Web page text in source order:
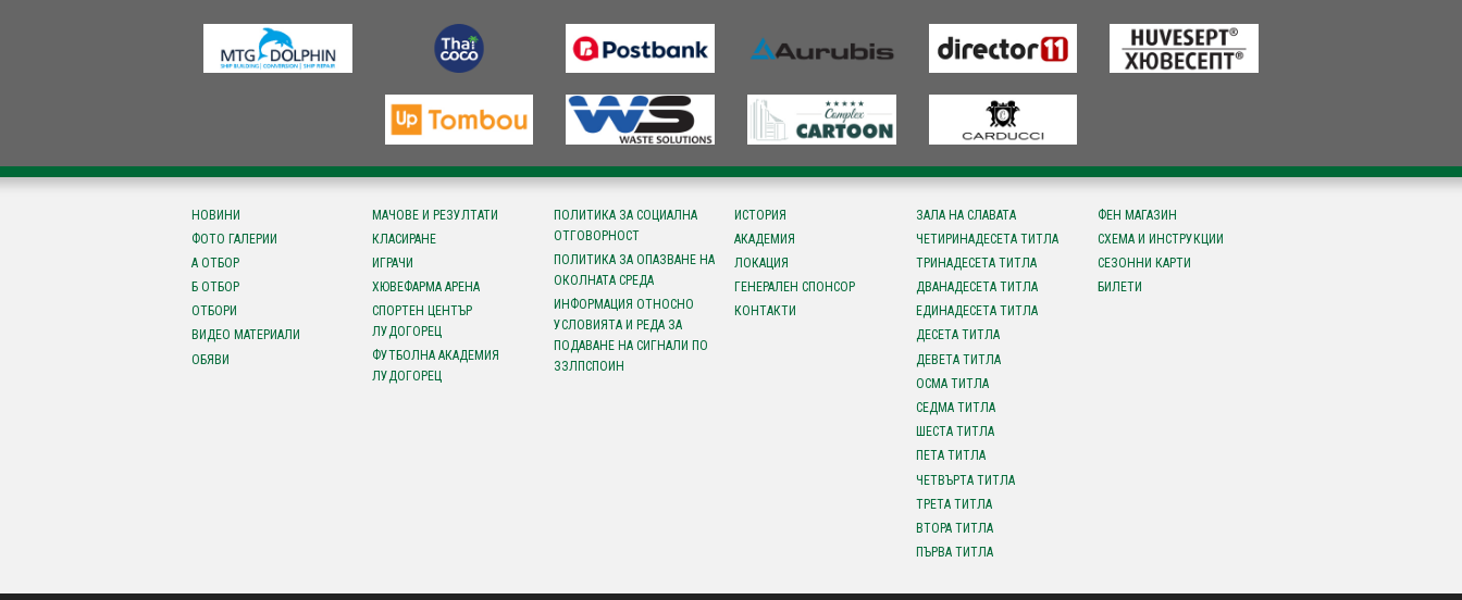
НОВИНИ
ФОТО ГАЛЕРИИ
А ОТБОР
Б ОТБОР
ОТБОРИ
ВИДЕО МАТЕРИАЛИ
ОБЯВИ
МАЧОВЕ И РЕЗУЛТАТИ
КЛАСИРАНЕ
ИГРАЧИ
ХЮВЕФАРМА АРЕНА
СПОРТЕН ЦЕНТЪР
ЛУДОГОРЕЦ
ФУТБОЛНА АКАДЕМИЯ
ЛУДОГОРЕЦ
ПОЛИТИКА ЗА СОЦИАЛНА
ОТГОВОРНОСТ
ПОЛИТИКА ЗА ОПАЗВАНЕ НА
ОКОЛНАТА СРЕДА
ИНФОРМАЦИЯ ОТНОСНО
УСЛОВИЯТА И РЕДА ЗА
ПОДАВАНЕ НА СИГНАЛИ ПО
ЗЗЛПСПОИН
ИСТОРИЯ
АКАДЕМИЯ
ЛОКАЦИЯ
ГЕНЕРАЛЕН СПОНСОР
КОНТАКТИ
ЗАЛА НА СЛАВАТА
ЧЕТИРИНАДЕСЕТА ТИТЛА
ТРИНАДЕСЕТА ТИТЛА
ДВАНАДЕСЕТА ТИТЛА
ЕДИНАДЕСЕТА ТИТЛА
ДЕСЕТА ТИТЛА
ДЕВЕТА ТИТЛА
ОСМА ТИТЛА
СЕДМА ТИТЛА
ШЕСТА ТИТЛА
ПЕТА ТИТЛА
ЧЕТВЪРТА ТИТЛА
ТРЕТА ТИТЛА
ВТОРА ТИТЛА
ПЪРВА ТИТЛА
ФЕН МАГАЗИН
СХЕМА И ИНСТРУКЦИИ
СЕЗОННИ КАРТИ
БИЛЕТИ